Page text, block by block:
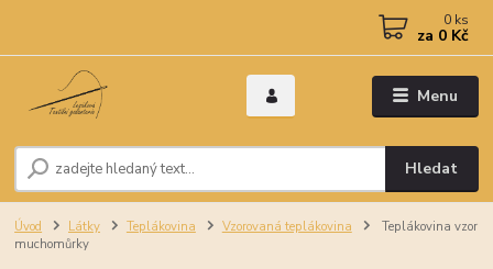
Menu
Hledat
0 ks
za 0 Kč
Úvod Látky Teplákovina Vzorovaná teplákovina
Teplákovina vzor
muchomůrky